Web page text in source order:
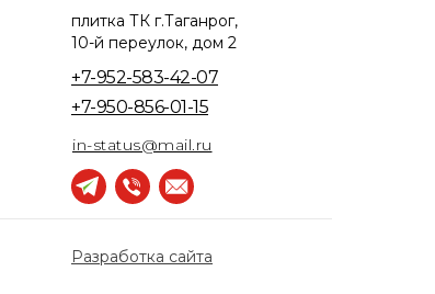
+7-950-856-01-15
+7-952-583-42-07
плитка ТК г.Таганрог,
10-й переулок, дом 2
Разработка сайта
in-status@mail.ru